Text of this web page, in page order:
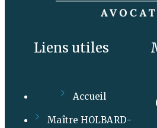
Liens utiles
Accueil
Maître HOLBARD-